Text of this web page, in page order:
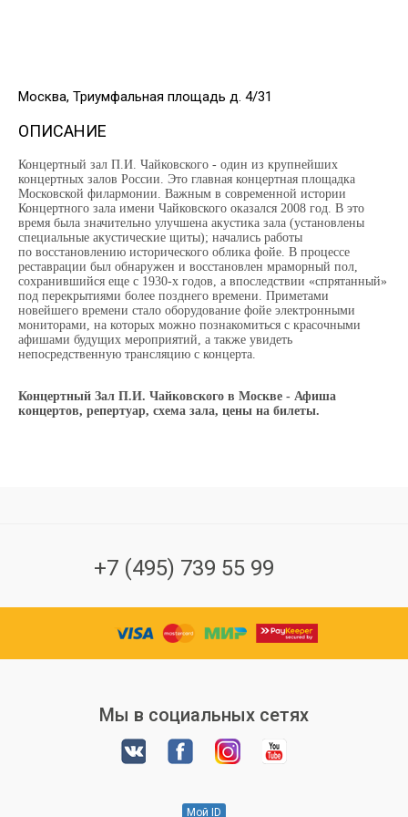
Москва, Триумфальная площадь д. 4/31
ОПИСАНИЕ
Концертный зал П.И. Чайковского - один из крупнейших
концертных залов России. Это главная концертная площадка
Московской филармонии. Важным в современной истории
Концертного зала имени Чайковского оказался 2008 год. В это
время была значительно улучшена акустика зала (установлены
специальные акустические щиты); начались работы
по восстановлению исторического облика фойе. В процессе
реставрации был обнаружен и восстановлен мраморный пол,
сохранившийся еще с 1930-х годов, а впоследствии «спрятанный»
под перекрытиями более позднего времени. Приметами
новейшего времени стало оборудование фойе электронными
мониторами, на которых можно познакомиться с красочными
афишами будущих мероприятий, а также увидеть
непосредственную трансляцию с концерта.
Концертный Зал П.И. Чайковского в Москве - Афиша
концертов, репертуар, схема зала, цены на билеты.
+7 (495) 739 55 99
Мы в социальных сетях
Мой ID